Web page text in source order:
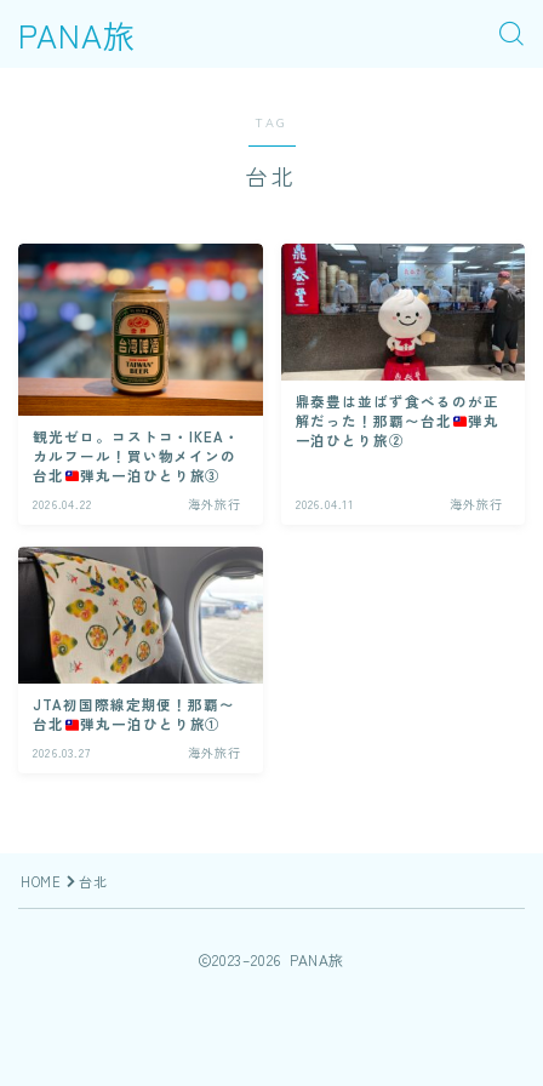
PANA旅
TAG
台北
観光ゼロ。コストコ・IKEA・
カルフール！買い物メインの
台北
弾丸一泊ひとり旅③
2026.04.22 海外旅行
鼎泰豊は並ばず食べるのが正
解だった！那覇〜台北
弾丸
一泊ひとり旅②
2026.04.11 海外旅行
JTA初国際線定期便！那覇〜
台北
弾丸一泊ひとり旅①
2026.03.27 海外旅行
HOME 台北
2023–2026 PANA旅